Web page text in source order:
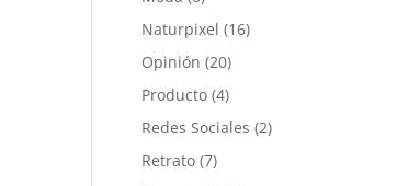
Naturpixel (16)
Opinión (20)
Producto (4)
Redes Sociales (2)
Retrato (7)